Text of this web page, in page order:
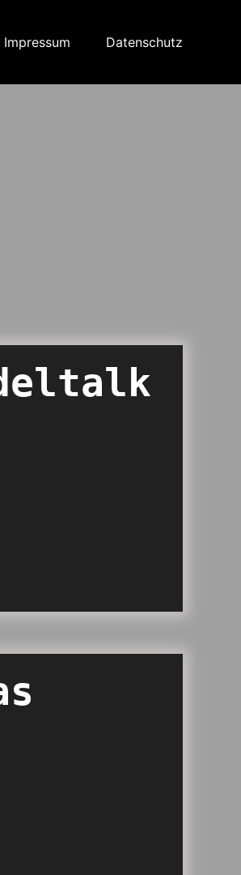
Impressum Datenschutz